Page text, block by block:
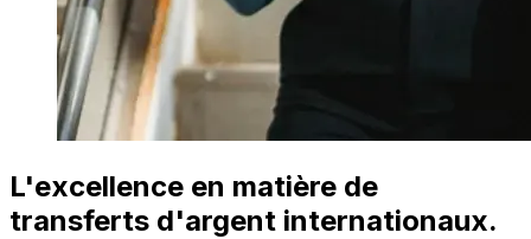
L'excellence en matière de
transferts d'argent internationaux.